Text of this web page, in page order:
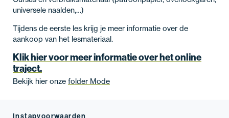
universele naalden,…)
Tijdens de eerste les krijg je meer informatie over de
aankoop van het lesmateriaal.
Klik hier voor meer informatie over het online
traject.
Bekijk hier onze folder Mode